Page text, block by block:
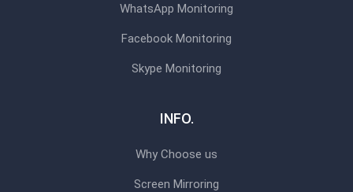
WhatsApp Monitoring
Facebook Monitoring
Skype Monitoring
INFO.
Why Choose us
Screen Mirroring